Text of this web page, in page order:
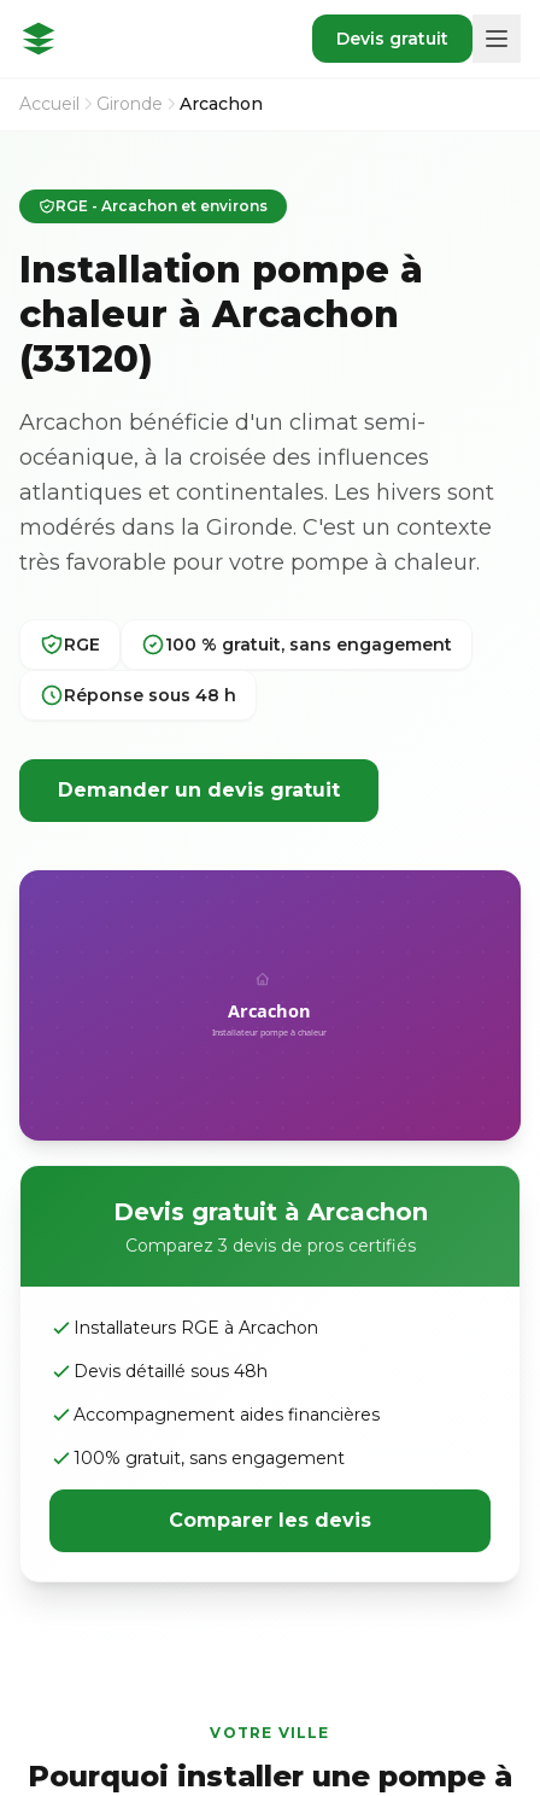
Devis gratuit
Accueil Gironde Arcachon
RGE - Arcachon et environs
Installation pompe à
chaleur à Arcachon
(33120)
Arcachon bénéficie d'un climat semi-
océanique, à la croisée des influences
atlantiques et continentales. Les hivers sont
modérés dans la Gironde. C'est un contexte
très favorable pour votre pompe à chaleur.
RGE 100 % gratuit, sans engagement
Réponse sous 48 h
Demander un devis gratuit
Devis gratuit à Arcachon
Comparez 3 devis de pros certifiés
Installateurs RGE à Arcachon
Devis détaillé sous 48h
Accompagnement aides financières
100% gratuit, sans engagement
Comparer les devis
VOTRE VILLE
Pourquoi installer une pompe à